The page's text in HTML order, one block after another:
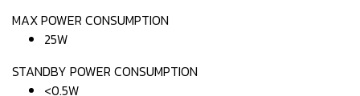
MAX POWER CONSUMPTION
25W
STANDBY POWER CONSUMPTION
<0.5W